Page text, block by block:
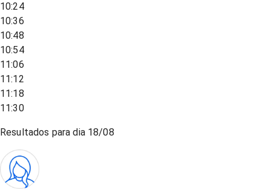
10:24
10:36
10:48
10:54
11:06
11:12
11:18
11:30
Resultados para dia 18/08